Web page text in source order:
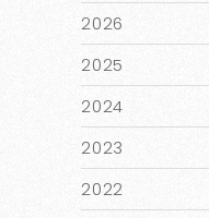
2026
2025
2024
2023
2022